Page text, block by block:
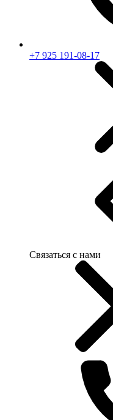
+7 925 191-08-17
Связаться с нами